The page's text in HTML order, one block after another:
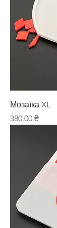
Мозаїка XL
Ціна
380,00 ₴